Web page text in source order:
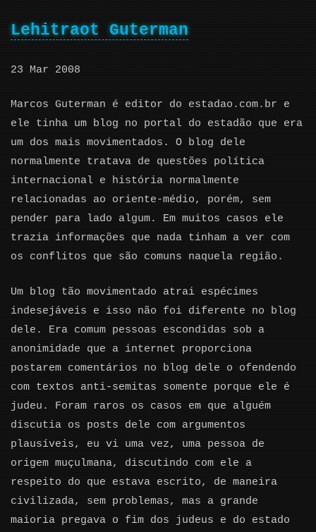
Lehitraot Guterman
23 Mar 2008
Marcos Guterman é editor do estadao.com.br e
ele tinha um blog no portal do estadão que era
um dos mais movimentados. O blog dele
normalmente tratava de questões política
internacional e história normalmente
relacionadas ao oriente-médio, porém, sem
pender para lado algum. Em muitos casos ele
trazia informações que nada tinham a ver com
os conflitos que são comuns naquela região.
Um blog tão movimentado atrai espécimes
indesejáveis e isso não foi diferente no blog
dele. Era comum pessoas escondidas sob a
anonimidade que a internet proporciona
postarem comentários no blog dele o ofendendo
com textos anti-semitas somente porque ele é
judeu. Foram raros os casos em que alguém
discutia os posts dele com argumentos
plausíveis, eu vi uma vez, uma pessoa de
origem muçulmana, discutindo com ele a
respeito do que estava escrito, de maneira
civilizada, sem problemas, mas a grande
maioria pregava o fim dos judeus e do estado